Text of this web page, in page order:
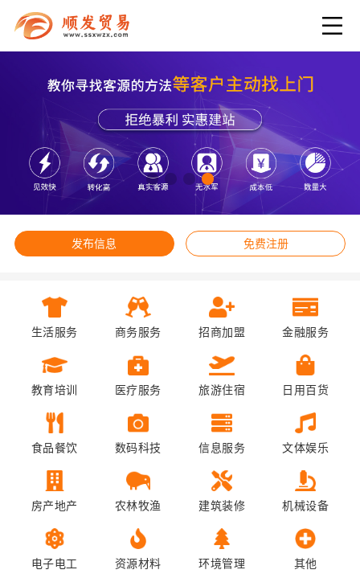
发布信息 免费注册
生活服务 商务服务 招商加盟 金融服务
教育培训 医疗服务 旅游住宿 日用百货
食品餐饮 数码科技 信息服务 文体娱乐
房产地产 农林牧渔 建筑装修 机械设备
电子电工 资源材料 环境管理 其他